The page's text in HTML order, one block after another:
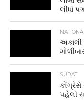
લીધાં
અકાલી
SURAT
કોંગ્રેસે
પહેલી